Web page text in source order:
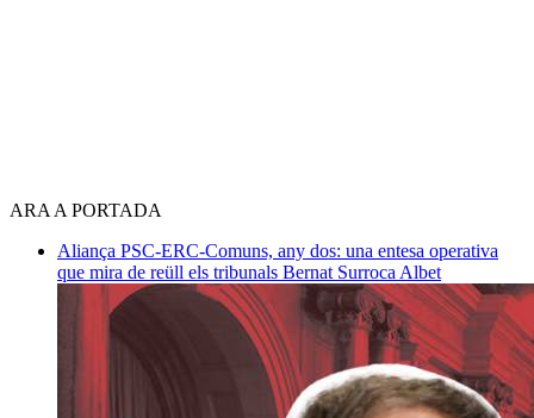
ARA A PORTADA
Aliança PSC-ERC-Comuns, any dos: una entesa operativa
que mira de reüll els tribunals Bernat Surroca Albet